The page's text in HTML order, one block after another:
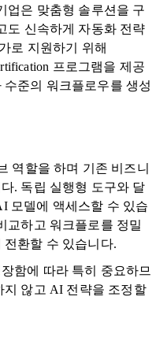
업은 맞춤형 솔루션을 구
도 신속하게 자동화 전략
로 지원하기 위해
프로그램을 제공
준의 워크플로우를 생성
역할을 하며 기존 비즈니
. 독립 실행형 도구와 달
모델에 액세스할 수 있습
교하고 워크플로를 정밀
환할 수 있습니다.
함에 따라 특히 중요하므
지 않고 AI 전략을 조정할